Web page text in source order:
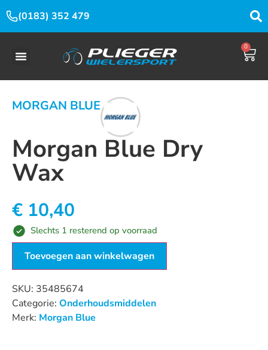
(0183) 352 479
0
MORGAN BLUE
Morgan Blue Dry
Wax
€ 10,40
Slechts 1 resterend op voorraad
Toevoegen aan winkelwagen
SKU: 35485674
Categorie: Onderhoudsmiddelen
Merk: Morgan Blue